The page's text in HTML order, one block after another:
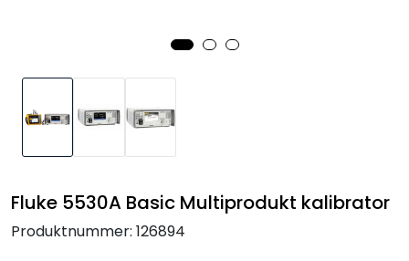
Fluke 5530A Basic Multiprodukt kalibrator
Produktnummer: 126894
Maskinvern & Instrumentering
Tilbehør